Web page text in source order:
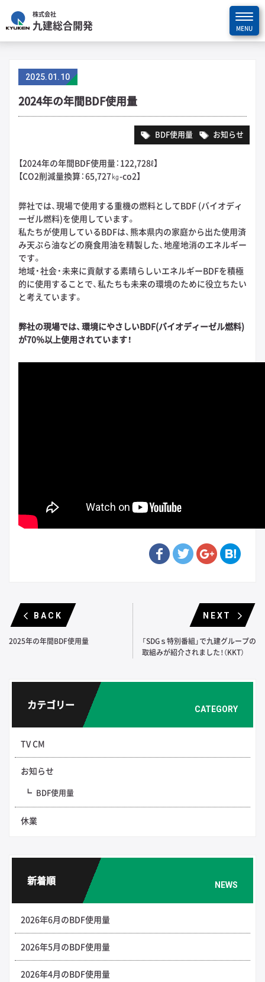
株式会社
九建総合開発
2025. 01.10
BDF使用量 お知らせ
2024年の年間BDF使用量
【2024年の年間BDF使用量：122,728ℓ】
【CO2削減量換算：65,727㎏-co2】
弊社では、現場で使用する重機の燃料としてBDF (バイオディ
ーゼル燃料)を使用しています。
私たちが使用しているBDFは、熊本県内の家庭から出た使用済
み天ぷら油などの廃食用油を精製した、地産地消のエネルギー
です。
地域・社会・未来に貢献する素晴らしいエネルギーBDFを積極
的に使用することで、私たちも未来の環境のために役立ちたい
と考えています。
弊社の現場では、環境にやさしいBDF(バイオディーゼル燃料)
が70％以上使用されています！
BACK
2025年の年間BDF使用量
NEXT
「SDGｓ特別番組」で九建グループの
取組みが紹介されました！（KKT）
カテゴリー CATEGORY
TV CM
お知らせ
BDF使用量
休業
新着順 NEWS
2026年6月のBDF使用量
2026年5月のBDF使用量
2026年4月のBDF使用量